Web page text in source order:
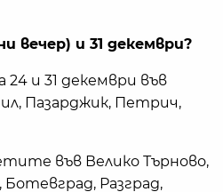
вечер) и 31 декември?
24 и 31 декември във
Пазарджик, Петрич,
във Велико Търново,
Разград,